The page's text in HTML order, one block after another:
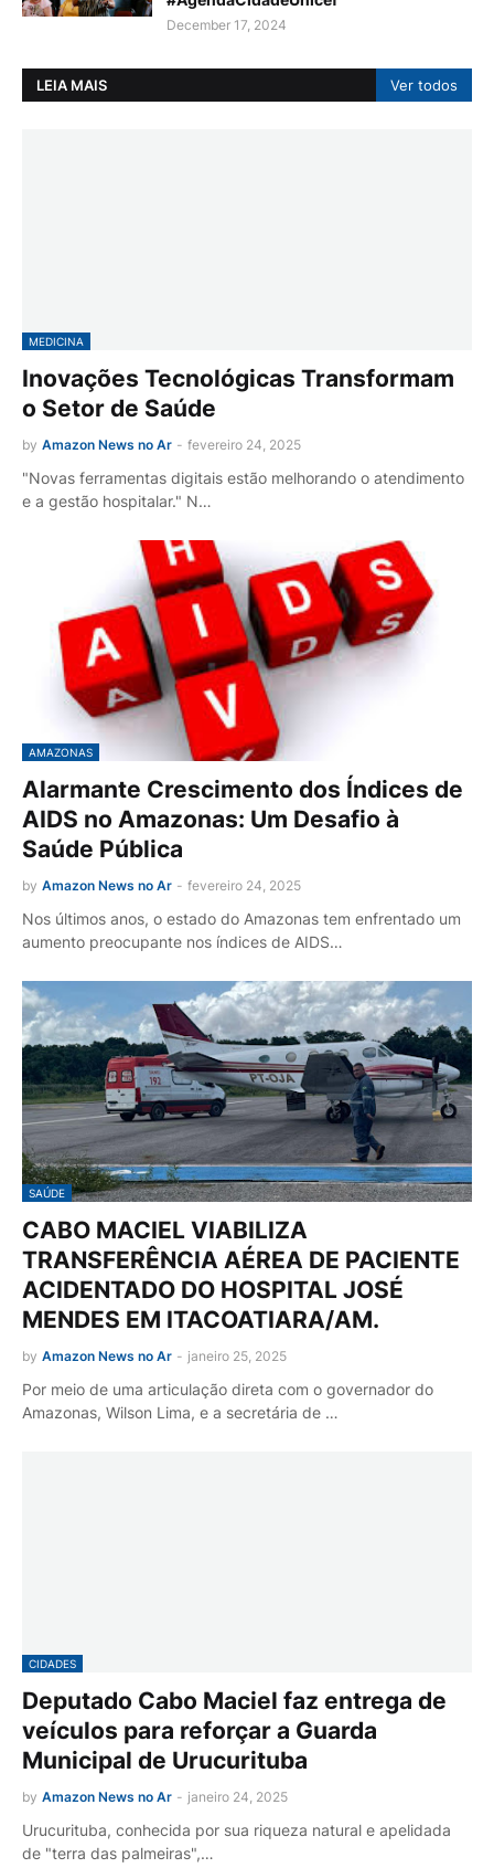
December 17, 2024
LEIA MAIS Ver todos
MEDICINA
Inovações Tecnológicas Transformam
o Setor de Saúde
by Amazon News no Ar - fevereiro 24, 2025
"Novas ferramentas digitais estão melhorando o atendimento
e a gestão hospitalar." N…
AMAZONAS
Alarmante Crescimento dos Índices de
AIDS no Amazonas: Um Desafio à
Saúde Pública
by Amazon News no Ar - fevereiro 24, 2025
Nos últimos anos, o estado do Amazonas tem enfrentado um
aumento preocupante nos índices de AIDS…
SAÚDE
CABO MACIEL VIABILIZA
TRANSFERÊNCIA AÉREA DE PACIENTE
ACIDENTADO DO HOSPITAL JOSÉ
MENDES EM ITACOATIARA/AM.
by Amazon News no Ar - janeiro 25, 2025
Por meio de uma articulação direta com o governador do
Amazonas, Wilson Lima, e a secretária de …
CIDADES
Deputado Cabo Maciel faz entrega de
veículos para reforçar a Guarda
Municipal de Urucurituba
by Amazon News no Ar - janeiro 24, 2025
Urucurituba, conhecida por sua riqueza natural e apelidada
de "terra das palmeiras",…